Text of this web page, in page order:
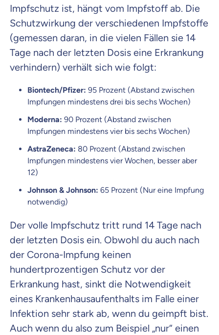
Impfschutz ist, hängt vom Impfstoff ab. Die
Schutzwirkung der verschiedenen Impfstoffe
(gemessen daran, in die vielen Fällen sie 14
Tage nach der letzten Dosis eine Erkrankung
verhindern) verhält sich wie folgt:
Biontech/Pfizer: 95 Prozent (Abstand zwischen
Impfungen mindestens drei bis sechs Wochen)
Moderna: 90 Prozent (Abstand zwischen
Impfungen mindestens vier bis sechs Wochen)
AstraZeneca: 80 Prozent (Abstand zwischen
Impfungen mindestens vier Wochen, besser aber
12)
Johnson & Johnson: 65 Prozent (Nur eine Impfung
notwendig)
Der volle Impfschutz tritt rund 14 Tage nach
der letzten Dosis ein. Obwohl du auch nach
der Corona-Impfung keinen
hundertprozentigen Schutz vor der
Erkrankung hast, sinkt die Notwendigkeit
eines Krankenhausaufenthalts im Falle einer
Infektion sehr stark ab, wenn du geimpft bist.
Auch wenn du also zum Beispiel „nur“ einen